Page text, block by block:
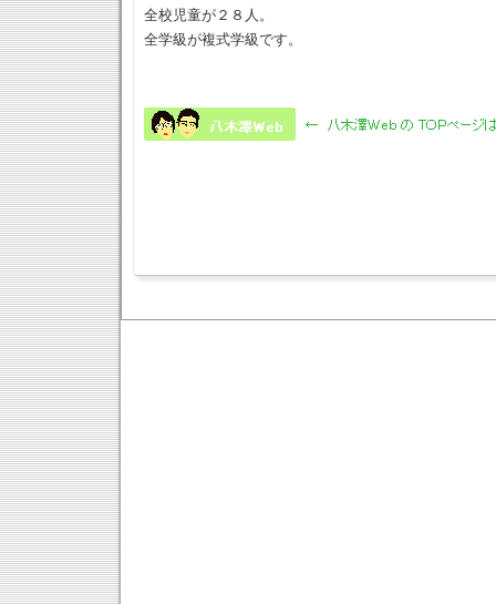
全校児童が２８人。
全学級が複式学級です。